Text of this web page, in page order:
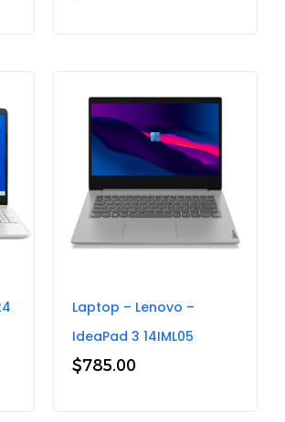
Laptop – Lenovo –
IdeaPad 3 14IML05
$785.00